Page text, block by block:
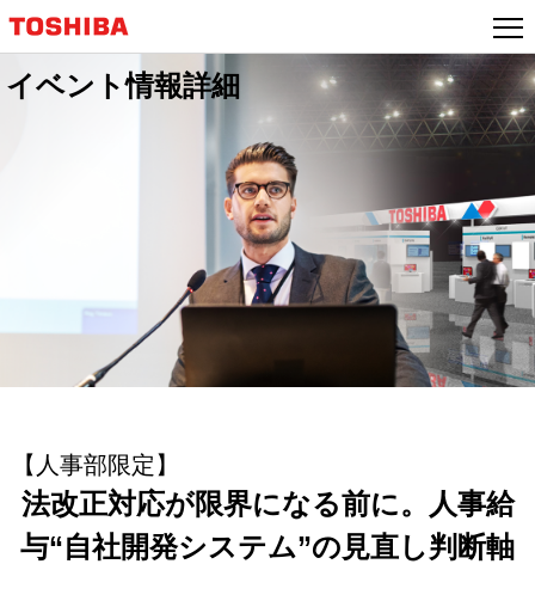
イベント情報詳細
【人事部限定】
法改正対応が限界になる前に。人事給
与“自社開発システム”の見直し判断軸